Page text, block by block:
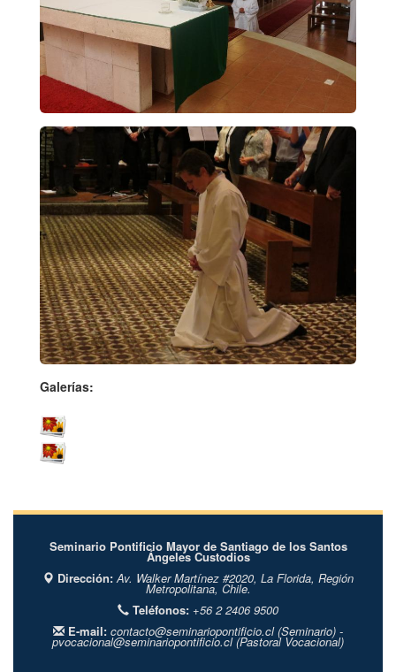
Galerías:
Seminario Pontificio Mayor de Santiago de los Santos
Ángeles Custodios
Dirección: Av. Walker Martínez #2020, La Florida, Región
Metropolitana, Chile.
Teléfonos: +56 2 2406 9500
E-mail: contacto@seminariopontificio.cl(Seminario) -
pvocacional@seminariopontificio.cl(Pastoral Vocacional)